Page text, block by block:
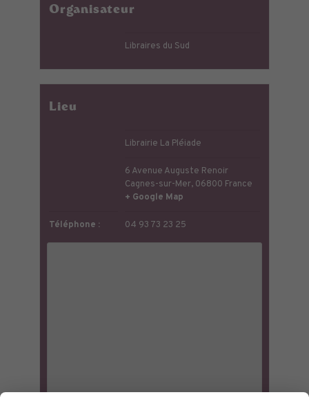
Organisateur
Libraires du Sud
Lieu
Librairie La Pléiade
6 Avenue Auguste Renoir
Cagnes-sur-Mer, 06800 France
+ Google Map
Téléphone : 04 93 73 23 25